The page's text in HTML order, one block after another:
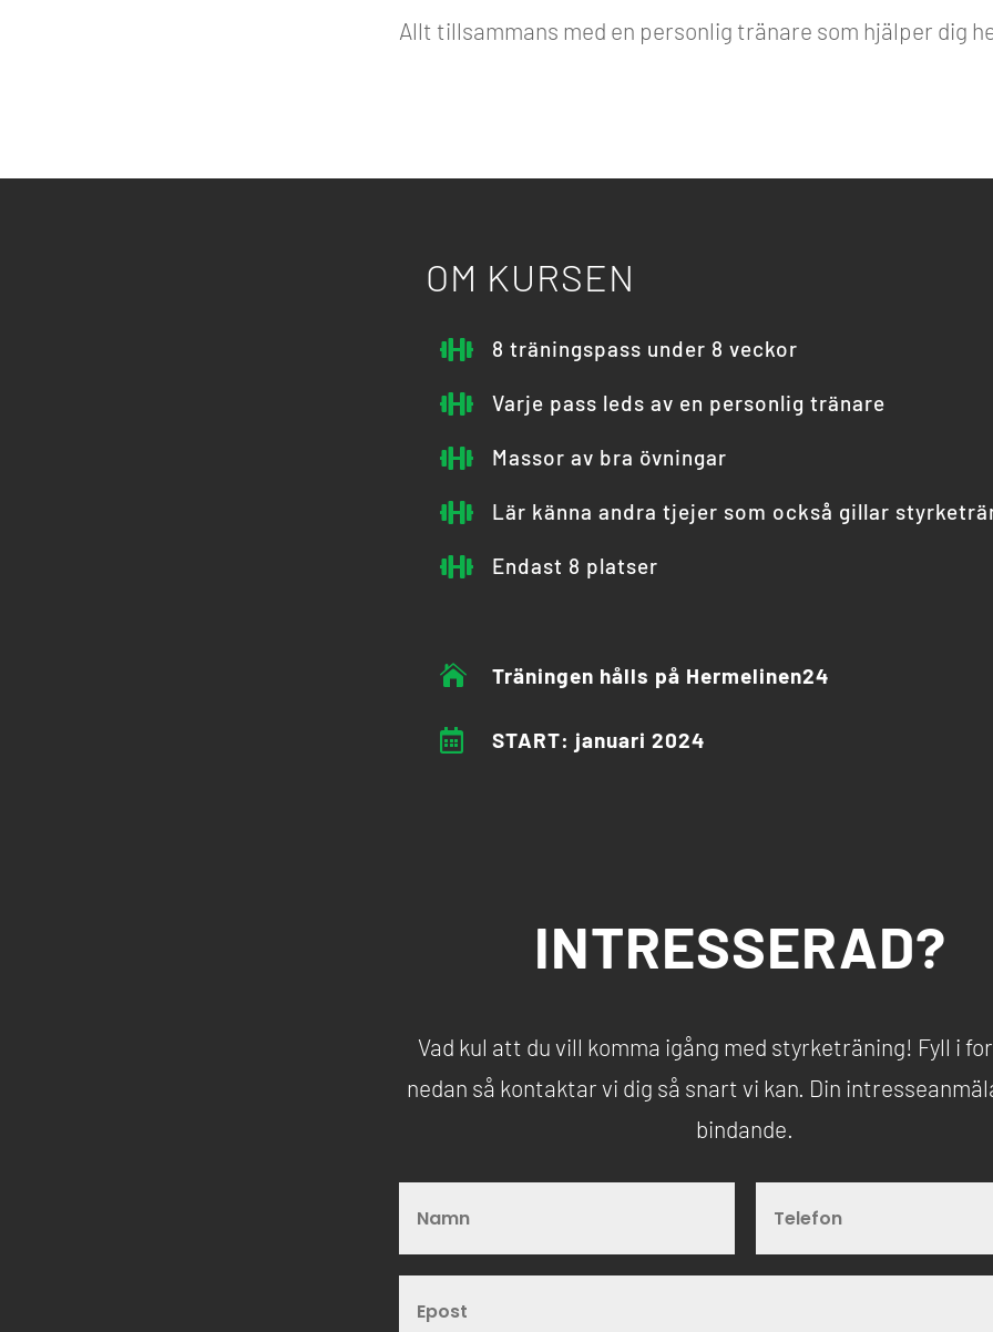
Allt tillsammans med en personlig tränare som hjälper dig
OM KURSEN
 8 träningspass under 8 veckor
 Varje pass leds av en personlig tränare
 Massor av bra övningar
 Lär känna andra tjejer som också gillar
 Endast 8 platser
 Träningen hålls på Hermelinen24
 START: januari 2024
INTRESSERAD?
Vad kul att du vill komma igång med styrketräning! Fyll i
nedan så kontaktar vi dig så snart vi kan. Din
bindande.